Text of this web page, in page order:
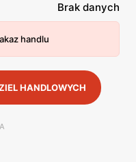
Brak danych
handlu
HANDLOWYCH